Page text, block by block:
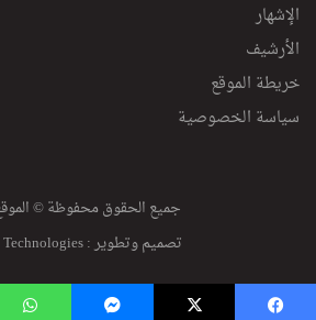
الإشهار
الأرشيف
خريطة الموقع
سياسة الخصوصية
جميع الحقوق محفوظة © الموقع
تصميم وتطوير :